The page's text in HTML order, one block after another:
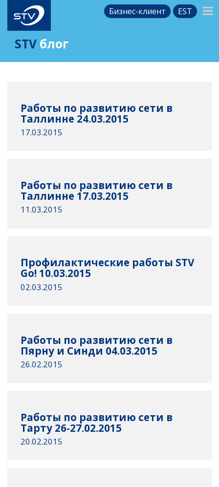
Бизнес-клиент EST
STV блог
Работы по развитию сети в
Таллинне 24.03.2015
17.03.2015
Работы по развитию сети в
Таллинне 17.03.2015
11.03.2015
Профилактические работы STV
Go! 10.03.2015
02.03.2015
Работы по развитию сети в
Пярну и Синди 04.03.2015
26.02.2015
Работы по развитию сети в
Тарту 26-27.02.2015
20.02.2015